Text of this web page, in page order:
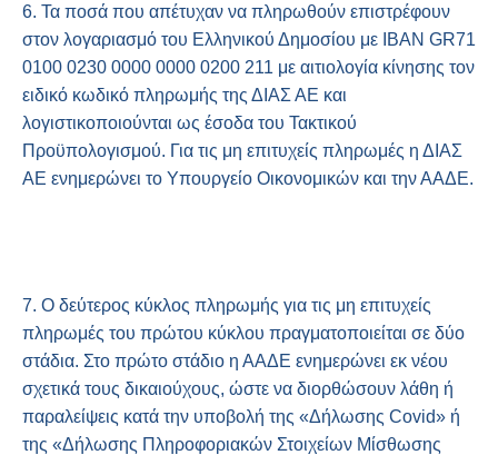
6. Τα ποσά που απέτυχαν να πληρωθούν επιστρέφουν
στον λογαριασμό του Ελληνικού Δημοσίου με IBAN GR71
0100 0230 0000 0000 0200 211 με αιτιολογία κίνησης τον
ειδικό κωδικό πληρωμής της ΔΙΑΣ ΑΕ και
λογιστικοποιούνται ως έσοδα του Τακτικού
Προϋπολογισμού. Για τις μη επιτυχείς πληρωμές η ΔΙΑΣ
ΑΕ ενημερώνει το Υπουργείο Οικονομικών και την ΑΑΔΕ.
7. Ο δεύτερος κύκλος πληρωμής για τις μη επιτυχείς
πληρωμές του πρώτου κύκλου πραγματοποιείται σε δύο
στάδια. Στο πρώτο στάδιο η ΑΑΔΕ ενημερώνει εκ νέου
σχετικά τους δικαιούχους, ώστε να διορθώσουν λάθη ή
παραλείψεις κατά την υποβολή της «Δήλωσης Covid» ή
της «Δήλωσης Πληροφοριακών Στοιχείων Μίσθωσης